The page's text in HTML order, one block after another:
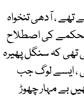
، آدھی تنخواہ
محکمے کی اصطلاح
کہ سنگل پھیرہ
، ایسے لوگ جب
بے مہار چھوڑ